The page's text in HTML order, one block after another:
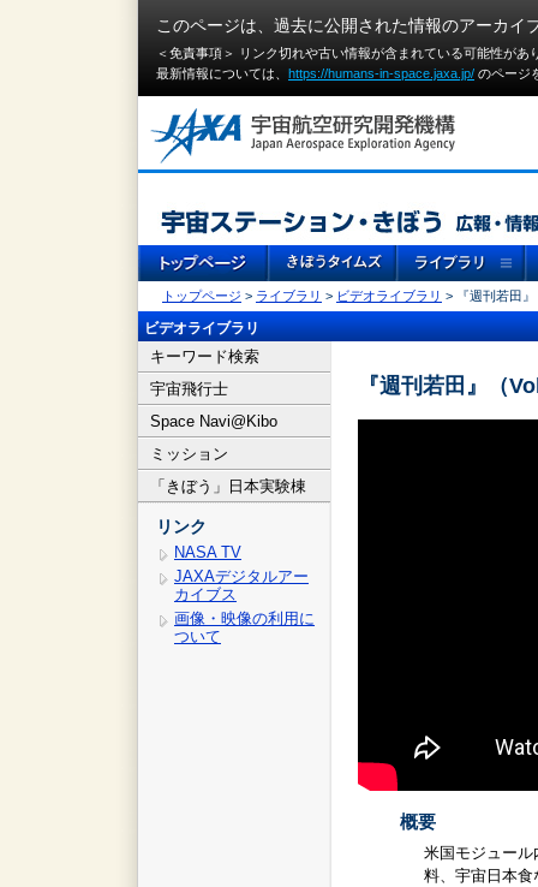
このページは、過去に公開された情報のアーカイ
＜免責事項＞ リンク切れや古い情報が含まれている可能性が
最新情報については、 https://humans-in-space.jaxa.jp/ のページ
トップページ > ライブラリ > ビデオライブラリ > 『週刊若田
ビデオライブラリ
キーワード検索
宇宙飛行士
Space Navi@Kibo
ミッション
「きぼう」日本実験棟
リンク
NASA TV
JAXAデジタルアー
カイブス
画像・映像の利用に
ついて
『週刊若田』（
概要
米国モジュー
料、宇宙日本